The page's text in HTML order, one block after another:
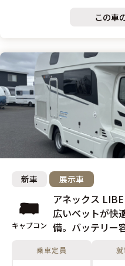
この車
新車 展示車
キャブコン
アネックス
広いベットが快
備。バッテリー
乗車定員